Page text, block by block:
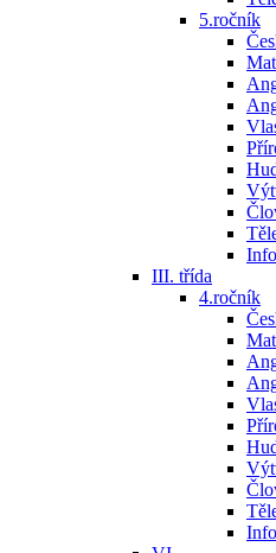
5.ročník
III. třída
4.ročník